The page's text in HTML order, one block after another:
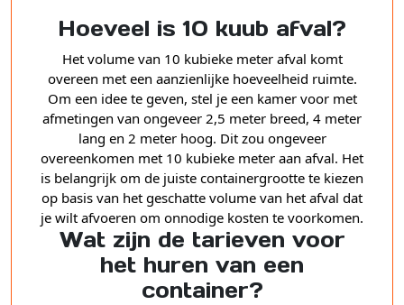
Hoeveel is 10 kuub afval?
Het volume van 10 kubieke meter afval komt
overeen met een aanzienlijke hoeveelheid ruimte.
Om een idee te geven, stel je een kamer voor met
afmetingen van ongeveer 2,5 meter breed, 4 meter
lang en 2 meter hoog. Dit zou ongeveer
overeenkomen met 10 kubieke meter aan afval. Het
is belangrijk om de juiste containergrootte te kiezen
op basis van het geschatte volume van het afval dat
je wilt afvoeren om onnodige kosten te voorkomen.
Wat zijn de tarieven voor
het huren van een
container?